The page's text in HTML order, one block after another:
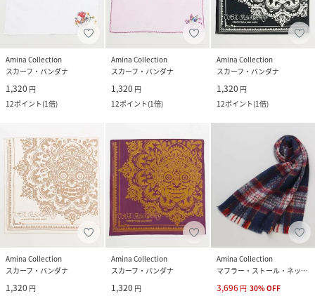
Amina Collection
スカーフ・バンダナ
1,320 円
12ポイント(1倍)
Amina Collection
スカーフ・バンダナ
1,320 円
12ポイント(1倍)
Amina Collection
スカーフ・バンダナ
1,320 円
12ポイント(1倍)
Amina Collection
スカーフ・バンダナ
1,320 円
Amina Collection
スカーフ・バンダナ
1,320 円
Amina Collection
マフラー・ストール・ネックウォーマー
3,696 円 30%OFF